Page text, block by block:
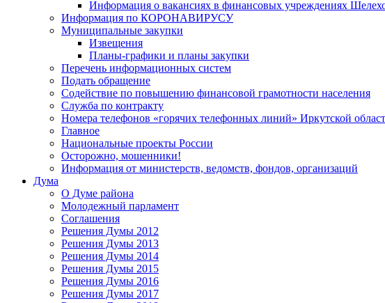
Информация о вакансиях в финансовых учреждениях
Информация по КОРОНАВИРУСУ
Муниципальные закупки
Извещения
Планы-графики и планы закупки
Перечень информационных систем
Подать обращение
Содействие по повышению финансовой грамотности населения
Служба по контракту
Номера телефонов «горячих телефонных линий» Иркутской
Главное
Национальные проекты России
Осторожно, мошенники!
Информация от министерств, ведомств, фондов, организаций
Дума
О Думе района
Молодежный парламент
Соглашения
Решения Думы 2012
Решения Думы 2013
Решения Думы 2014
Решения Думы 2015
Решения Думы 2016
Решения Думы 2017